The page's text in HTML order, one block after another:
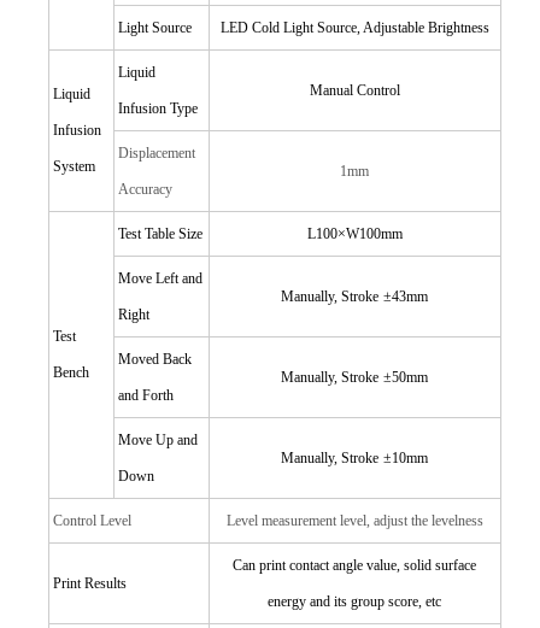
Light Source LED Cold Light Source, Adjustable Brightness
Liquid
Infusion
System
Liquid
Infusion Type
Manual Control
Displacement
Accuracy
1mm
Test
Bench
Test Table Size L100×W100mm
Move Left and
Right
Manually, Stroke ±43mm
Moved Back
and Forth
Manually, Stroke ±50mm
Move Up and
Down
Manually, Stroke ±10mm
Control Level Level measurement level, adjust the levelness
Print Results
Can print contact angle value, solid surface
energy and its group score, etc